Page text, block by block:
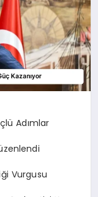
Adımlar
Vurgusu